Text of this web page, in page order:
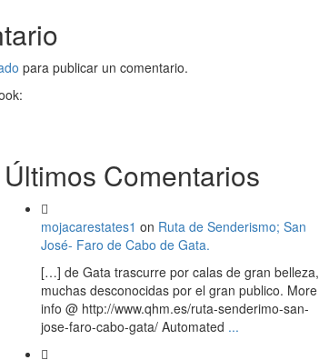
para publicar un comentario.
Últimos Comentarios
mojacarestates1 on Ruta de Senderismo; San
José- Faro de Cabo de Gata.
[…] de Gata trascurre por calas de gran belleza,
muchas desconocidas por el gran publico. More
info @ http://www.qhm.es/ruta-senderimo-san-
jose-faro-cabo-gata/ Automated ...